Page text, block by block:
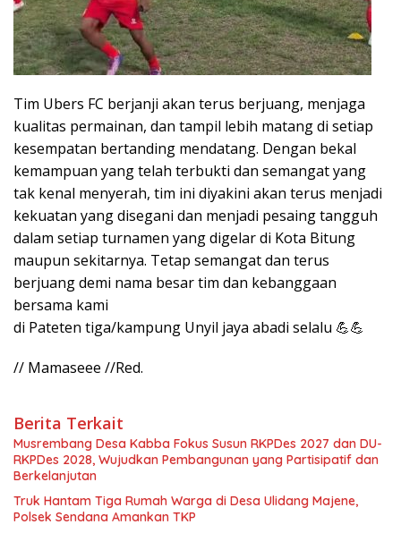
Tim Ubers FC berjanji akan terus berjuang, menjaga
kualitas permainan, dan tampil lebih matang di setiap
kesempatan bertanding mendatang. Dengan bekal
kemampuan yang telah terbukti dan semangat yang
tak kenal menyerah, tim ini diyakini akan terus menjadi
kekuatan yang disegani dan menjadi pesaing tangguh
dalam setiap turnamen yang digelar di Kota Bitung
maupun sekitarnya. Tetap semangat dan terus
berjuang demi nama besar tim dan kebanggaan
bersama kami
di Pateten tiga/kampung Unyil jaya abadi selalu 💪💪
// Mamaseee //Red.
Berita Terkait
Musrembang Desa Kabba Fokus Susun RKPDes 2027 dan DU-
RKPDes 2028, Wujudkan Pembangunan yang Partisipatif dan
Berkelanjutan
Truk Hantam Tiga Rumah Warga di Desa Ulidang Majene,
Polsek Sendana Amankan TKP